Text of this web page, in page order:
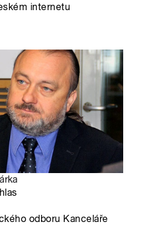
internetu
odboru Kanceláře